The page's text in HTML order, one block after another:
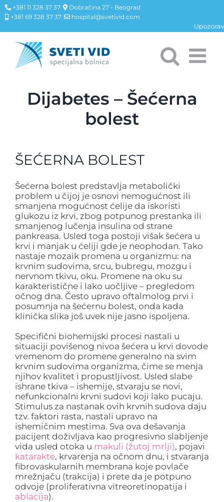
content
+381 11 328 37 37
+381 69 328 37 37
Dobračina 27 - Beograd
hospital@svetivid.com
Dijabetes – Šećerna
bolest
ŠEĆERNA BOLEST
Šećerna bolest predstavlja metabolički
problem u čijoj je osnovi nemogućnost ili
smanjena mogućnost ćelije da iskoristi
glukozu iz krvi, zbog potpunog prestanka ili
smanjenog lučenja insulina od strane
pankreasa. Usled toga postoji višak šećera u
krvi i manjak u ćeliji gde je neophodan. Tako
nastaje mozaik promena u organizmu: na
krvnim sudovima, srcu, bubregu, mozgu i
nervnom tkivu, oku. Promene na oku su
karakteristične i lako uočljive – pregledom
očnog dna. Često upravo oftalmolog prvi i
posumnja na šećernu bolest, onda kada
klinička slika još uvek nije jasno ispoljena.
Specifični biohemijski procesi nastali u
situaciji povišenog nivoa šećera u krvi dovode
vremenom do promene generalno na svim
krvnim sudovima organizma, čime se menja
njihov kvalitet i propustljivost. Usled slabe
ishrane tkiva – ishemije, stvaraju se novi,
nefunkcionalni krvni sudovi koji lako pucaju.
Stimulus za nastanak ovih krvnih sudova daju
tzv. faktori rasta, nastali upravo na
ishemičnim mestima. Sva ova dešavanja
pacijent doživljava kao progresivno slabljenje
vida usled otoka u makuli (žutoj mrlji), pojavi
katarakte, krvarenja na očnom dnu, i stvaranja
fibrovaskularnih membrana koje povlače
mrežnjaču (trakcija) i prete da je potpuno
odvoje (proliferativna vitreoretinopatija i
ablacija).